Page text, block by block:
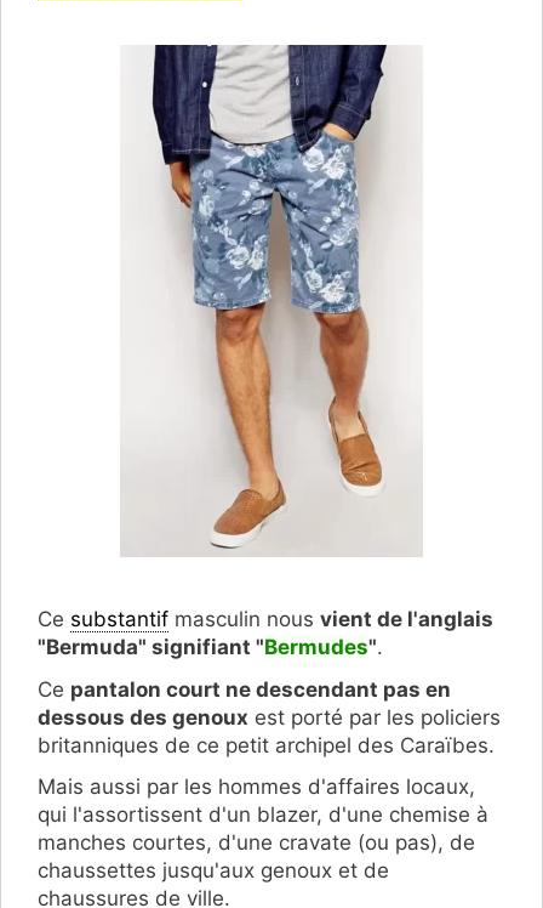
Ce substantif masculin nous vient de l'anglais
"Bermuda" signifiant "Bermudes".
Ce pantalon court ne descendant pas en
dessous des genoux est porté par les policiers
britanniques de ce petit archipel des Caraïbes.
Mais aussi par les hommes d'affaires locaux,
qui l'assortissent d'un blazer, d'une chemise à
manches courtes, d'une cravate (ou pas), de
chaussettes jusqu'aux genoux et de
chaussures de ville.